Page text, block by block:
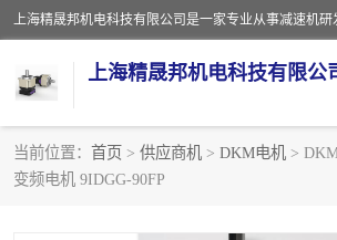
上海精晟邦机电科技有限公
当前位置： 首页 > 供应商机 > DKM电机 >
变频电机 9IDGG-90FP
减速电机